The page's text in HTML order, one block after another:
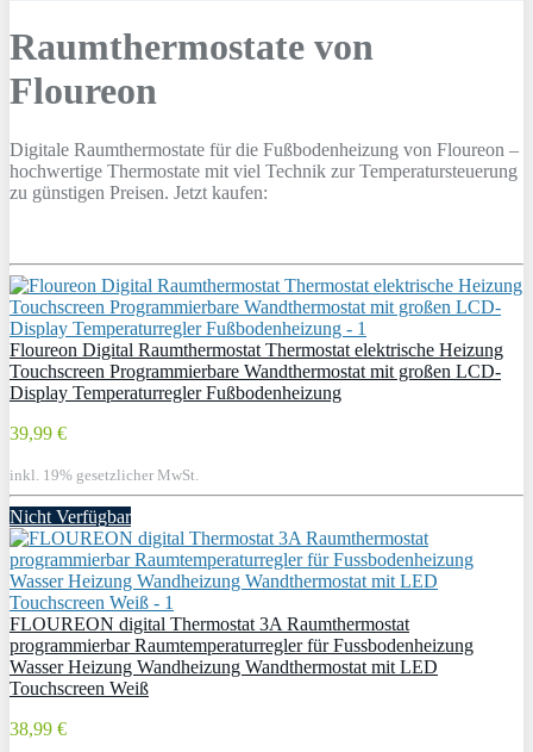
Raumthermostate von
Floureon
Digitale Raumthermostate für die Fußbodenheizung von Floureon –
hochwertige Thermostate mit viel Technik zur Temperatursteuerung
zu günstigen Preisen. Jetzt kaufen:
Floureon Digital Raumthermostat Thermostat elektrische Heizung
Touchscreen Programmierbare Wandthermostat mit großen LCD-
Display Temperaturregler Fußbodenheizung
39,99 €
inkl. 19% gesetzlicher MwSt.
Nicht Verfügbar
FLOUREON digital Thermostat 3A Raumthermostat
programmierbar Raumtemperaturregler für Fussbodenheizung
Wasser Heizung Wandheizung Wandthermostat mit LED
Touchscreen Weiß
38,99 €